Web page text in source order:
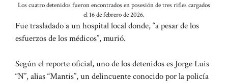
Los cuatro detenidos fueron encontrados en posesión de tres rifles cargados
el 16 de febrero de 2026.
Fue trasladado a un hospital local donde, “a pesar de los
esfuerzos de los médicos”, murió.
Según el reporte oficial, uno de los detenidos es Jorge Luis
“N”, alias “Mantis”, un delincuente conocido por la policía